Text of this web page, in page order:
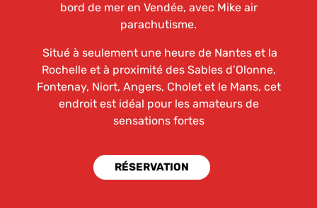
bord de mer en Vendée, avec Mike air
parachutisme.
Situé à seulement une heure de Nantes et la
Rochelle et à proximité des Sables d’Olonne,
Fontenay, Niort, Angers, Cholet et le Mans, cet
endroit est idéal pour les amateurs de
sensations fortes
RÉSERVATION